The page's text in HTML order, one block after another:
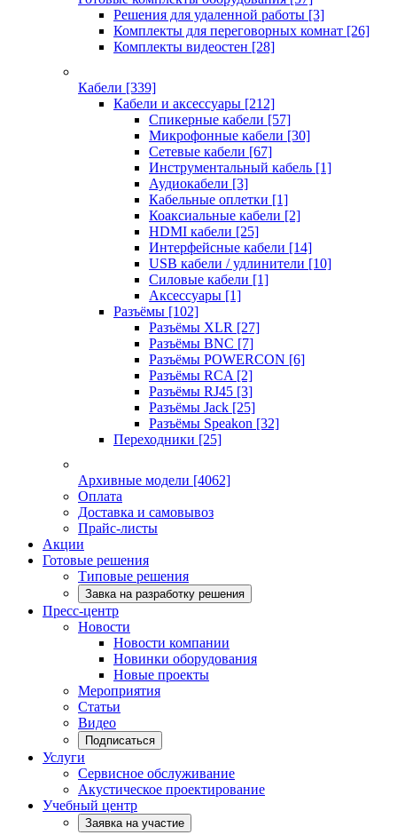
Решения для удаленной работы [3]
Комплекты для переговорных комнат [26]
Комплекты видеостен [28]
Кабели [339]
Кабели и аксессуары [212]
Спикерные кабели [57]
Микрофонные кабели [30]
Сетевые кабели [67]
Инструментальный кабель [1]
Аудиокабели [3]
Кабельные оплетки [1]
Коаксиальные кабели [2]
HDMI кабели [25]
Интерфейсные кабели [14]
USB кабели / удлинители [10]
Силовые кабели [1]
Аксессуары [1]
Разъёмы [102]
Разъёмы XLR [27]
Разъёмы BNC [7]
Разъёмы POWERCON [6]
Разъёмы RCA [2]
Разъёмы RJ45 [3]
Разъёмы Jack [25]
Разъёмы Speakon [32]
Переходники [25]
Архивные модели [4062]
Оплата
Доставка и самовывоз
Прайс-листы
Акции
Готовые решения
Типовые решения
Завка на разработку решения
Пресс-центр
Новости
Новости компании
Новинки оборудования
Новые проекты
Мероприятия
Статьи
Видео
Подписаться
Услуги
Сервисное обслуживание
Акустическое проектирование
Учебный центр
Заявка на участие